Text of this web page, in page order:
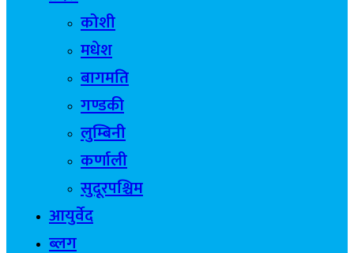
कोशी
मधेश
बागमति
गण्डकी
लुम्बिनी
कर्णाली
सुदूरपश्चिम
आयुर्वेद
ब्लग